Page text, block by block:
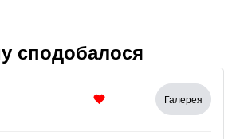
сподобалося
Галерея